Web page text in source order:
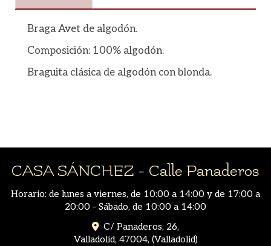
Braga Avet de algodón.
Composición: 100% algodón.
Braguita clásica de algodón con blonda.
CASA SÁNCHEZ - Calle Panaderos
Horario: de lunes a viernes, de 10:00 a 14:00 y de 17:00 a
20:00 - Sábado, de 10:00 a 14:00
C/ Panaderos, 26,
Valladolid, 47004, (Valladolid)